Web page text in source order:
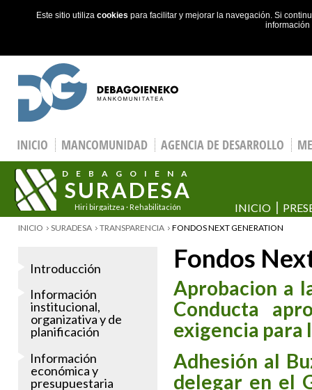
Este sitio utiliza cookies para facilitar y mejorar la navegación. Si
Skip to main content
INICIO MANCOMUNIDAD AGENCIA DE DESARROLLO
DEBAGOIENA
SURADESA
Hiri birgaitzea · Rehabilitación
INICIO
YOU ARE HERE
INICIO SURADESA TRANSPARENCIA FONDOS NEXT GENERATION
Fondos
Aprobacion a
Conducta
exigencia para
Adhesión al
delegar en el
Introducción
Información
institucional,
organizativa y de
planificación
Información
económica y
presupuestaria